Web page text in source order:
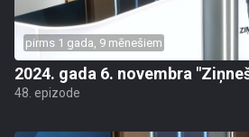
pirms 1 gada, 9 mēnešiem
2024. gada 6. novembra
48. epizode